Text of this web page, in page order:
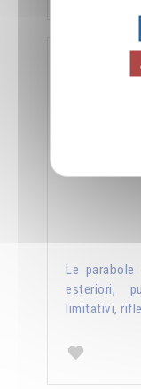
Le
esteriori,
limitativi,